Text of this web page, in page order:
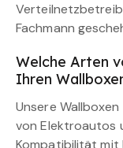
Fachmann
Welche Arten
Ihren
Unsere
von Elektroautos
Kompatibilität mit